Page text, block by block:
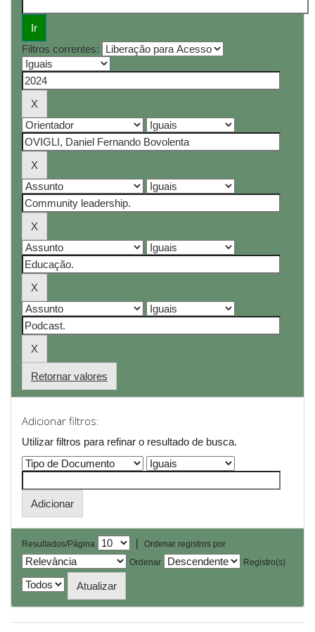
Filtros correntes:
Retornar valores
Adicionar filtros:
Utilizar filtros para refinar o resultado de busca.
Resultados/Página |
Ordenar registros por
Ordenar
Registro(s)